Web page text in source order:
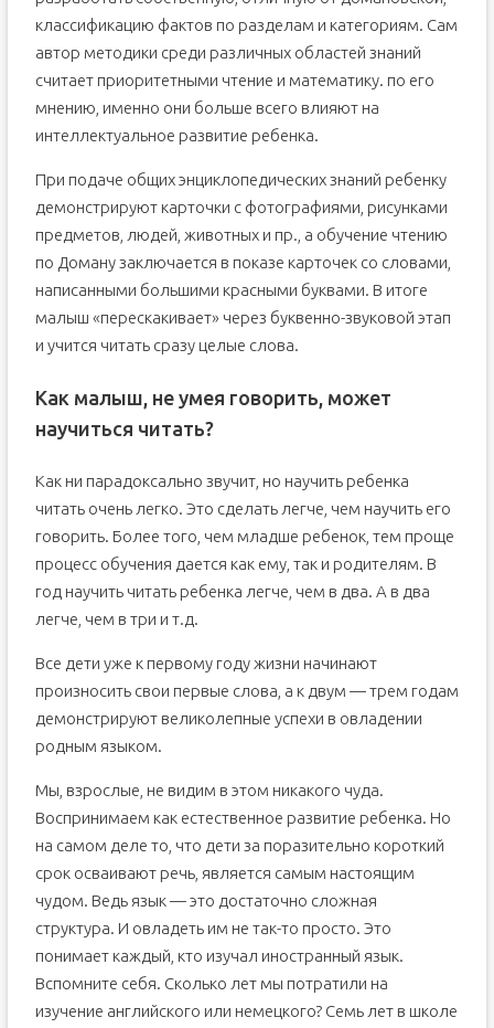
классификацию фактов по разделам и категориям. Сам
автор методики среди различных областей знаний
считает приоритетными чтение и математику. по его
мнению, именно они больше всего влияют на
интеллектуальное развитие ребенка.
При подаче общих энциклопедических знаний ребенку
демонстрируют карточки с фотографиями, рисунками
предметов, людей, животных и пр., а обучение чтению
по Доману заключается в показе карточек со словами,
написанными большими красными буквами. В итоге
малыш «перескакивает» через буквенно-звуковой этап
и учится читать сразу целые слова.
Как малыш, не умея говорить, может
научиться читать?
Как ни парадоксально звучит, но научить ребенка
читать очень легко. Это сделать легче, чем научить его
говорить. Более того, чем младше ребенок, тем проще
процесс обучения дается как ему, так и родителям. В
год научить читать ребенка легче, чем в два. А в два
легче, чем в три и т.д.
Все дети уже к первому году жизни начинают
произносить свои первые слова, а к двум — трем годам
демонстрируют великолепные успехи в овладении
родным языком.
Мы, взрослые, не видим в этом никакого чуда.
Воспринимаем как естественное развитие ребенка. Но
на самом деле то, что дети за поразительно короткий
срок осваивают речь, является самым настоящим
чудом. Ведь язык — это достаточно сложная
структура. И овладеть им не так-то просто. Это
понимает каждый, кто изучал иностранный язык.
Вспомните себя. Сколько лет мы потратили на
изучение английского или немецкого? Семь лет в школе